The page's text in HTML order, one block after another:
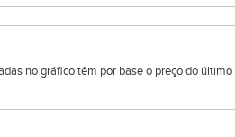
no gráfico têm por base o preço do